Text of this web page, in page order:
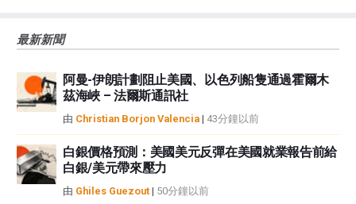
觀點，並不代表FXStreet或其廣告商的官方政策或立場。作者不對本頁連結的
如果文章正文中沒有明確提到，在撰寫本文時，作者在本文中提到的任何股票
中都沒有頭寸，也沒有與文中提到的任何公司有業務關係。除了FXStreet，作
者沒有收到撰寫這篇文章的報酬。
性不作任何陳述。FXStreet和作者將不承擔任何錯誤，遺漏或任何損失，傷害
或損害由此資訊及其顯示或使用引起的。錯誤和遺漏除外。本文作者和
FXStreet並非註冊投資顧問，本文內容無意提供任何投資建議。
最新新聞
阿曼-伊朗計劃阻止美國、以色列船隻通過霍爾木
茲海峽 – 法爾斯通訊社
由 Christian Borjon Valencia | 43分鐘以前
白銀價格預測：美國美元反彈在美國就業報告前給
白銀/美元帶來壓力
由 Ghiles Guezout | 50分鐘以前